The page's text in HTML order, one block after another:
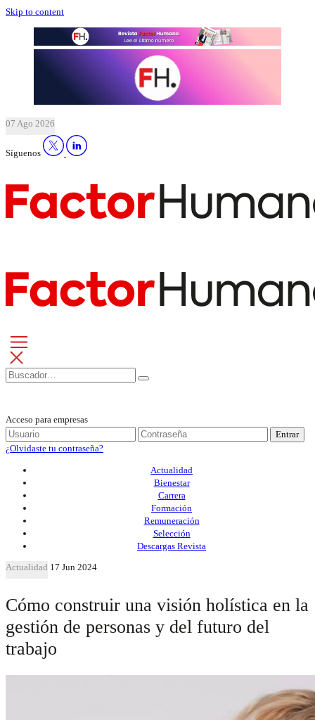
Skip to content
07 Ago 2026
Síguenos
Acceso para empresas
Entrar
¿Olvidaste tu contraseña?
Actualidad
Bienestar
Carrera
Formación
Remuneración
Selección
Descargas Revista
Actualidad 17 Jun 2024
Cómo construir una visión holística en la
gestión de personas y del futuro del
trabajo